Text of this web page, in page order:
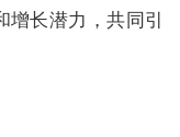
增长潜力，共同引